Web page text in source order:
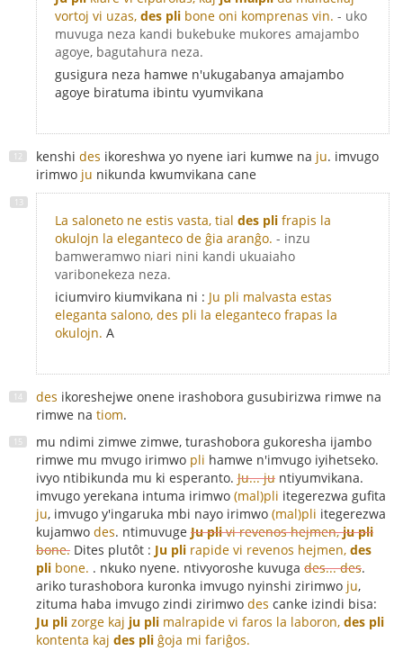
vortoj vi uzas, des pli bone oni komprenas vin. - uko
muvuga neza kandi bukebuke mukores amajambo
agoye, bagutahura neza.
gusigura neza hamwe n'ukugabanya amajambo
agoye biratuma ibintu vyumvikana
kenshi des ikoreshwa yo nyene iari kumwe na ju. imvugo
irimwo ju nikunda kwumvikana cane
La saloneto ne estis vasta, tial des pli frapis la
okulojn la eleganteco de ĝia aranĝo. - inzu
bamweramwo niari nini kandi ukuaiaho
varibonekeza neza.
iciumviro kiumvikana ni : Ju pli malvasta estas
eleganta salono, des pli la eleganteco frapas la
okulojn. A
des ikoreshejwe onene irashobora gusubirizwa rimwe na
rimwe na tiom.
mu ndimi zimwe zimwe, turashobora gukoresha ijambo
rimwe mu mvugo irimwo pli hamwe n'imvugo iyihetseko.
ivyo ntibikunda mu ki esperanto. Ju... ju ntiyumvikana.
imvugo yerekana intuma irimwo (mal)pli itegerezwa gufita
ju, imvugo y'ingaruka mbi nayo irimwo (mal)pli itegerezwa
kujamwo des. ntimuvuge Ju plivi revenos hejmen,ju pli
bone. Dites plutôt : Ju pli rapide vi revenos hejmen, des
pli bone. . nkuko nyene. ntivyoroshe kuvuga des... des.
ariko turashobora kuronka imvugo nyinshi zirimwo ju,
zituma haba imvugo zindi zirimwo des canke izindi bisa:
Ju pli zorge kaj ju pli malrapide vi faros la laboron, des pli
kontenta kaj des pli ĝoja mi fariĝos.